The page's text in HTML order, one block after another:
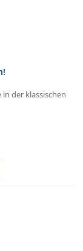
der klassischen